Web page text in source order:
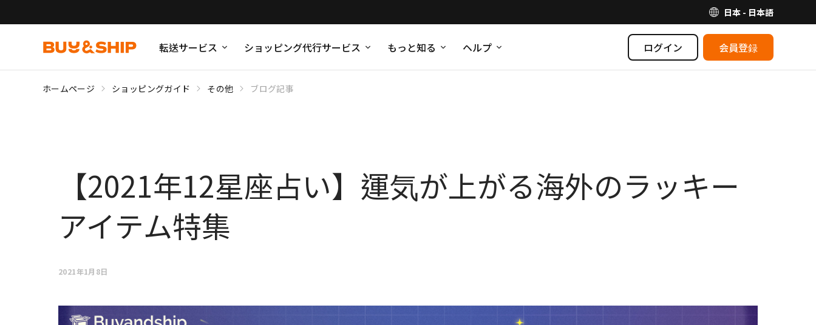
日本 - 日本語
転送サービス ショッピング代行サービス もっと知る ヘルプ ログイン 会員登録
ホームページ ショッピングガイド その他 ブログ記事
【2021年12星座占い】運気が上がる海外のラッキー
アイテム特集
2021年1月8日